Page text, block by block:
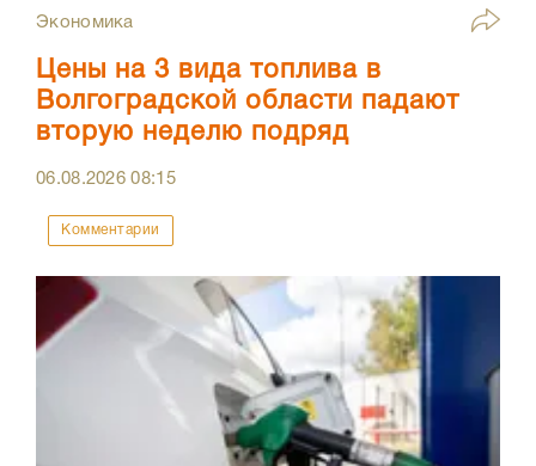
Экономика
Цены на 3 вида топлива в
Волгоградской области падают
вторую неделю подряд
06.08.202608:15
Комментарии